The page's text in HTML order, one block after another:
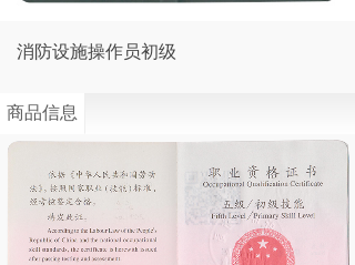
消防设施操作员初级
商品信息